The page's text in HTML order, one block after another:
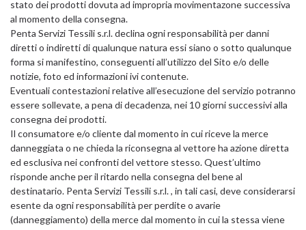
stato dei prodotti dovuta ad impropria movimentazone successiva
al momento della consegna.
Penta Servizi Tessili s.r.l. declina ogni responsabilità per danni
diretti o indiretti di qualunque natura essi siano o sotto qualunque
forma si manifestino, conseguenti all’utilizzo del Sito e/o delle
notizie, foto ed informazioni ivi contenute.
Eventuali contestazioni relative all’esecuzione del servizio potranno
essere sollevate, a pena di decadenza, nei 10 giorni successivi alla
consegna dei prodotti.
Il consumatore e/o cliente dal momento in cui riceve la merce
danneggiata o ne chieda la riconsegna al vettore ha azione diretta
ed esclusiva nei confronti del vettore stesso. Quest’ultimo
risponde anche per il ritardo nella consegna del bene al
destinatario. Penta Servizi Tessili s.r.l. , in tali casi, deve considerarsi
esente da ogni responsabilità per perdite o avarie
(danneggiamento) della merce dal momento in cui la stessa viene